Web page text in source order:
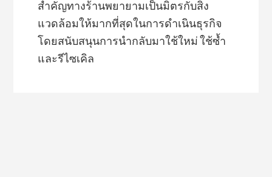
สำคัญทางร้านพยายามเป็นมิตรกับสิ่ง
แวดล้อมให้มากที่สุดในการดำเนินธุรกิจ
โดยสนับสนุนการนำกลับมาใช้ใหม่ ใช้ซ้ำ
และรีไซเคิล